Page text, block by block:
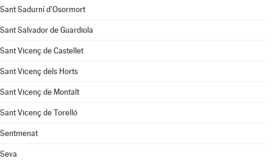
Sant Sadurní d'Osormort
Sant Salvador de Guardiola
Sant Vicenç de Castellet
Sant Vicenç dels Horts
Sant Vicenç de Montalt
Sant Vicenç de Torelló
Sentmenat
Seva